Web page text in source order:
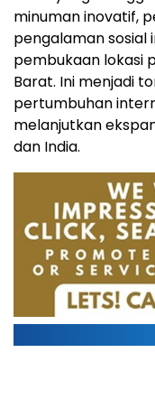
minuman inovatif,
pengalaman sosial
pembukaan lokasi
Barat. Ini menjadi
pertumbuhan
melanjutkan
dan India.